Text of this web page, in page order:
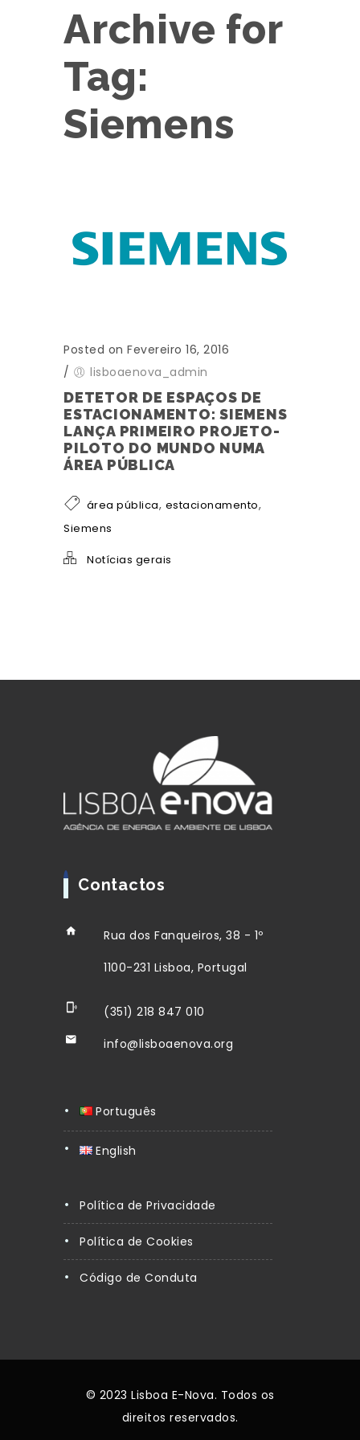
Archive for
Tag:
Siemens
Posted on Fevereiro 16, 2016
/
lisboaenova_admin
DETETOR DE ESPAÇOS DE
ESTACIONAMENTO: SIEMENS
LANÇA PRIMEIRO PROJETO-
PILOTO DO MUNDO NUMA
ÁREA PÚBLICA
área pública, estacionamento,
Siemens
Notícias gerais
Contactos
Rua dos Fanqueiros, 38 - 1º
1100-231 Lisboa, Portugal
(351) 218 847 010
info@lisboaenova.org
Português
English
Política de Privacidade
Política de Cookies
Código de Conduta
© 2023 Lisboa E-Nova. Todos os
direitos reservados.